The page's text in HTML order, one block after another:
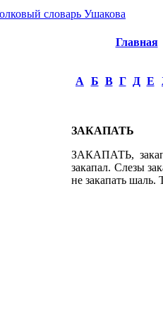
Главная
А Б В Г Д Е
ЗАКАПАТЬ
ЗАКАПАТЬ,
закапал. Слезы
не закапать шаль.